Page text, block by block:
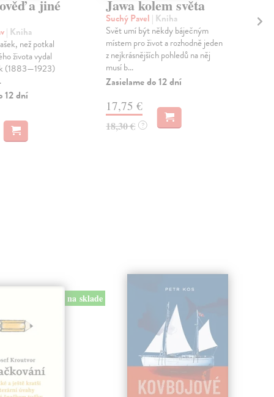
a jiné
| Kniha
než potkal
života vydal
(1883—1923)
12 dní
Jawa kolem světa
Suchý Pavel | Kniha
Svět umí být někdy báječným
místem pro život a rozhodně jeden
z nejkrásnějších pohledů na něj
musí b...
Zasielame do 12 dní
17,75 €
18,30 € ?
na sklade